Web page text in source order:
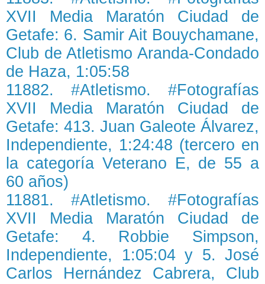
XVII Media Maratón Ciudad de
Getafe: 6. Samir Ait Bouychamane,
Club de Atletismo Aranda-Condado
de Haza, 1:05:58
11882. #Atletismo. #Fotografías
XVII Media Maratón Ciudad de
Getafe: 413. Juan Galeote Álvarez,
Independiente, 1:24:48 (tercero en
la categoría Veterano E, de 55 a
60 años)
11881. #Atletismo. #Fotografías
XVII Media Maratón Ciudad de
Getafe: 4. Robbie Simpson,
Independiente, 1:05:04 y 5. José
Carlos Hernández Cabrera, Club